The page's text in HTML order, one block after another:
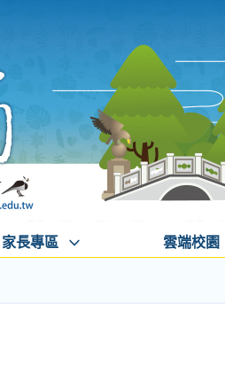
家長專區 雲端校園